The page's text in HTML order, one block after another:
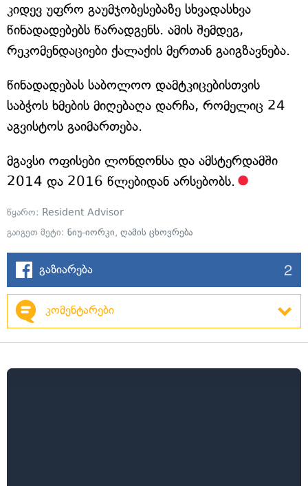
კიდევ უფრო გაუმჯობესებაზე სხვადასხვა
წინადადებებს წარადგენს. ამის შემდეგ,
რეკომენდაციები ქალაქის მერთან გაიგზავნება.
წინადადებას საბოლოო დამტკიცებისთვის
საბჭოს ხმების მიღებაღა დარჩა, რომელიც 24
აგვისტოს გაიმართება.
მგავსი ოფისები ლონდონსა და ამსტერდამში
2014 და 2016 წლებიდან არსებობს.
წყარო: Resident Advisor
გაიგეთ მეტი: ნიუ-იორკი, ღამის ცხოვრება
გაზიარება 2
კომენტარები